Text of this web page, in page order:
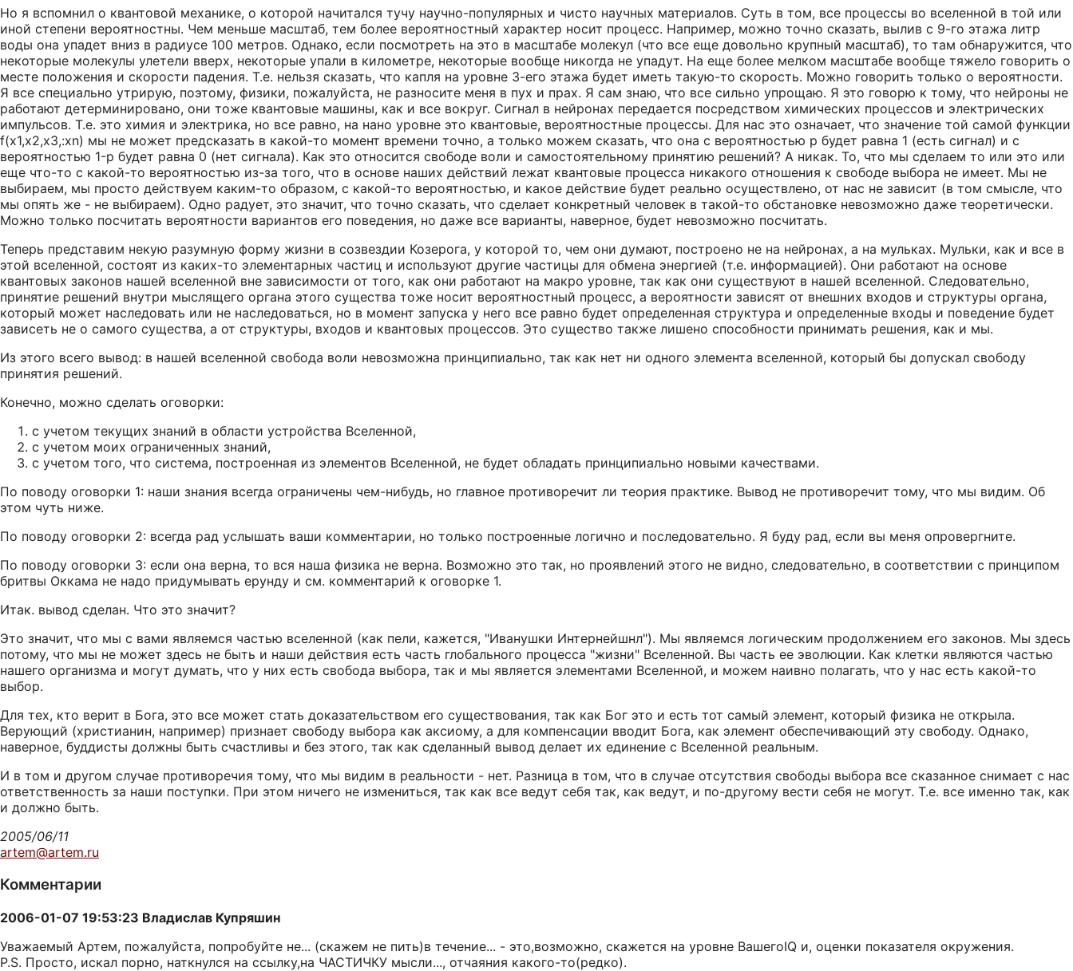
Но я вспомнил о квантовой механике, о которой начитался тучу научно-популярных и чисто научных материалов. Суть в том, все процессы во вселенной в той или
иной степени вероятностны. Чем меньше масштаб, тем более вероятностный характер носит процесс. Например, можно точно сказать, вылив с 9-го этажа литр
воды она упадет вниз в радиусе 100 метров. Однако, если посмотреть на это в масштабе молекул (что все еще довольно крупный масштаб), то там обнаружится, что
некоторые молекулы улетели вверх, некоторые упали в километре, некоторые вообще никогда не упадут. На еще более мелком масштабе вообще тяжело говорить о
месте положения и скорости падения. Т.е. нельзя сказать, что капля на уровне 3-его этажа будет иметь такую-то скорость. Можно говорить только о вероятности.
Я все специально утрирую, поэтому, физики, пожалуйста, не разносите меня в пух и прах. Я сам знаю, что все сильно упрощаю. Я это говорю к тому, что нейроны не
работают детерминировано, они тоже квантовые машины, как и все вокруг. Сигнал в нейронах передается посредством химических процессов и электрических
импульсов. Т.е. это химия и электрика, но все равно, на нано уровне это квантовые, вероятностные процессы. Для нас это означает, что значение той самой функции
f(x1,x2,x3,:xn) мы не может предсказать в какой-то момент времени точно, а только можем сказать, что она с вероятностью p будет равна 1 (есть сигнал) и с
вероятностью 1-p будет равна 0 (нет сигнала). Как это относится свободе воли и самостоятельному принятию решений? А никак. То, что мы сделаем то или это или
еще что-то с какой-то вероятностью из-за того, что в основе наших действий лежат квантовые процесса никакого отношения к свободе выбора не имеет. Мы не
выбираем, мы просто действуем каким-то образом, с какой-то вероятностью, и какое действие будет реально осуществлено, от нас не зависит (в том смысле, что
мы опять же - не выбираем). Одно радует, это значит, что точно сказать, что сделает конкретный человек в такой-то обстановке невозможно даже теоретически.
Можно только посчитать вероятности вариантов его поведения, но даже все варианты, наверное, будет невозможно посчитать.
Теперь представим некую разумную форму жизни в созвездии Козерога, у которой то, чем они думают, построено не на нейронах, а на мульках. Мульки, как и все в
этой вселенной, состоят из каких-то элементарных частиц и используют другие частицы для обмена энергией (т.е. информацией). Они работают на основе
квантовых законов нашей вселенной вне зависимости от того, как они работают на макро уровне, так как они существуют в нашей вселенной. Следовательно,
принятие решений внутри мыслящего органа этого существа тоже носит вероятностный процесс, а вероятности зависят от внешних входов и структуры органа,
который может наследовать или не наследоваться, но в момент запуска у него все равно будет определенная структура и определенные входы и поведение будет
зависеть не о самого существа, а от структуры, входов и квантовых процессов. Это существо также лишено способности принимать решения, как и мы.
Из этого всего вывод: в нашей вселенной свобода воли невозможна принципиально, так как нет ни одного элемента вселенной, который бы допускал свободу
принятия решений.
Конечно, можно сделать оговорки:
с учетом текущих знаний в области устройства Вселенной,
с учетом моих ограниченных знаний,
с учетом того, что система, построенная из элементов Вселенной, не будет обладать принципиально новыми качествами.
По поводу оговорки 1: наши знания всегда ограничены чем-нибудь, но главное противоречит ли теория практике. Вывод не противоречит тому, что мы видим. Об
этом чуть ниже.
По поводу оговорки 2: всегда рад услышать ваши комментарии, но только построенные логично и последовательно. Я буду рад, если вы меня опровергните.
По поводу оговорки 3: если она верна, то вся наша физика не верна. Возможно это так, но проявлений этого не видно, следовательно, в соответствии с принципом
бритвы Оккама не надо придумывать ерунду и см. комментарий к оговорке 1.
Итак. вывод сделан. Что это значит?
Это значит, что мы с вами являемся частью вселенной (как пели, кажется, "Иванушки Интернейшнл"). Мы являемся логическим продолжением его законов. Мы здесь
потому, что мы не может здесь не быть и наши действия есть часть глобального процесса "жизни" Вселенной. Вы часть ее эволюции. Как клетки являются частью
нашего организма и могут думать, что у них есть свобода выбора, так и мы является элементами Вселенной, и можем наивно полагать, что у нас есть какой-то
выбор.
Для тех, кто верит в Бога, это все может стать доказательством его существования, так как Бог это и есть тот самый элемент, который физика не открыла.
Верующий (христианин, например) признает свободу выбора как аксиому, а для компенсации вводит Бога, как элемент обеспечивающий эту свободу. Однако,
наверное, буддисты должны быть счастливы и без этого, так как сделанный вывод делает их единение с Вселенной реальным.
И в том и другом случае противоречия тому, что мы видим в реальности - нет. Разница в том, что в случае отсутствия свободы выбора все сказанное снимает с нас
ответственность за наши поступки. При этом ничего не измениться, так как все ведут себя так, как ведут, и по-другому вести себя не могут. Т.е. все именно так, как
и должно быть.
2005/06/11
artem@artem.ru
Комментарии
2006-01-07 19:53:23 Владислав Купряшин
Уважаемый Артем, пожалуйста, попробуйте не... (скажем не пить)в течение... - это,возможно, скажется на уровне ВашегоIQ и, оценки показателя окружения.
P.S. Просто, искал порно, наткнулся на ссылку,на ЧАСТИЧКУ мысли..., отчаяния какого-то(редко).